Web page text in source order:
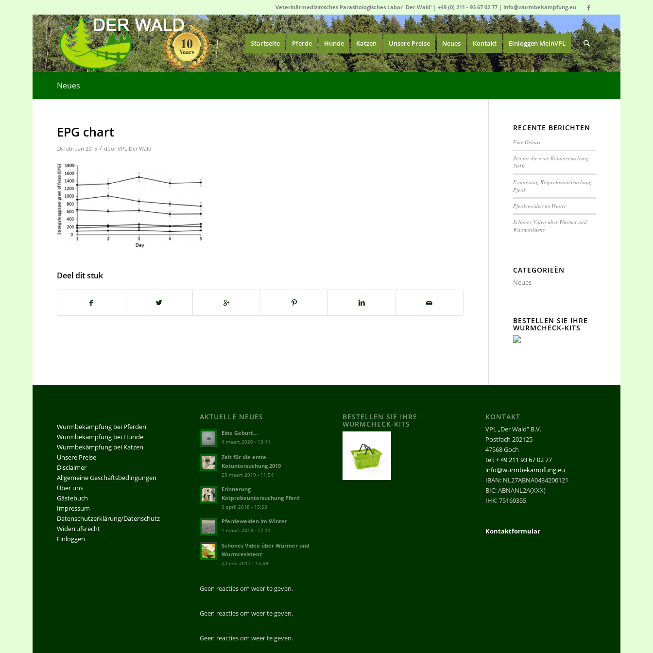
Veterinärmedizinisches Parasitologisches Labor 'Der Wald' | +49 (0) 211 - 93 67 02 77| info@wurmbekampfung.eu
Startseite Pferde Hunde Katzen Unsere Preise Neues Kontakt Einloggen MeinVPL
Neues
EPG chart
26 februari 2015 / doorVPL Der Wald
Deel dit stuk
RECENTE BERICHTEN
Eine Geburt…
Zeit für die erste Kotuntersuchung
2019
Erinnerung Kotprobeuntersuchung
Pferd
Pferdeweiden im Winter
Schönes Video über Würmer und
Wurmresistenz
CATEGORIEËN
Neues
BESTELLEN SIE IHRE
WURMCHECK-KITS
Wurmbekämpfung bei Pferden
Wurmbekämpfung bei Hunde
Wurmbekämpfung bei Katzen
Unsere Preise
Disclaimer
Allgemeine Geschäftsbedingungen
Über uns
Gästebuch
Impressum
Datenschutzerklärung/Datenschutz
Widerrufsrecht
Einloggen
AKTUELLE NEUES
Eine Geburt…
4 maart 2020 - 13:41
Zeit für die erste
Kotuntersuchung 2019
25 maart 2019 - 11:54
Erinnerung
Kotprobeuntersuchung Pferd
9 april 2018 - 15:53
Pferdeweiden im Winter
1 maart 2018 - 17:11
Schönes Video über Würmer und
Wurmresistenz
22 mei 2017 - 13:59
Geen reacties om weer te geven.
Geen reacties om weer te geven.
Geen reacties om weer te geven.
BESTELLEN SIE IHRE
WURMCHECK-KITS
KONTAKT
VPL „Der Wald“ B.V.
Postfach 202125
47568 Goch
tel: + 49 211 93 67 02 77
info@wurmbekampfung.eu
IBAN: NL27ABNA0434206121
BIC: ABNANL2A(XXX)
IHK: 75169355
Kontaktformular